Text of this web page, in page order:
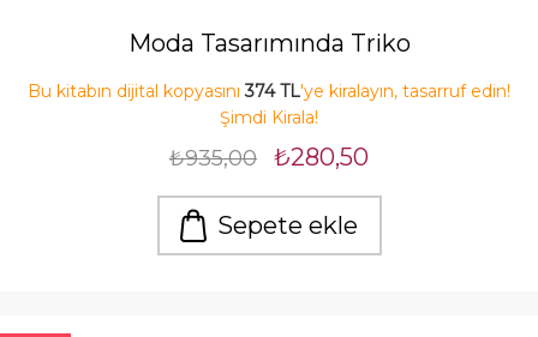
Moda Tasarımında Triko
Bu kitabın dijital kopyasını374 TL'ye kiralayın, tasarruf edin!
Şimdi Kirala!
₺935,00 ₺280,50
Sepete ekle